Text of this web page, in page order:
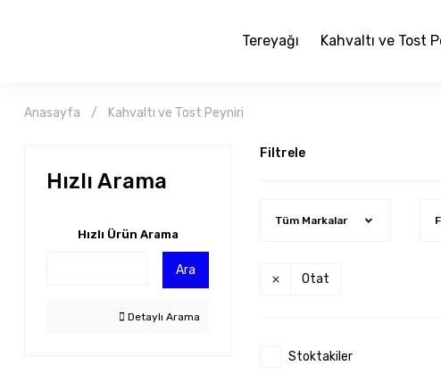
Tereyağı Kahvaltı ve Tost
Anasayfa Kahvaltı ve Tost Peyniri
Hızlı Arama
Hızlı Ürün Arama
Ara
Detaylı Arama
Filtrele
Tüm Markalar
Otat
Stoktakiler